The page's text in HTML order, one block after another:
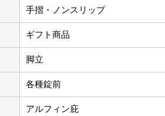
手摺・ノンスリップ
ギフト商品
脚立
各種錠前
アルフィン庇